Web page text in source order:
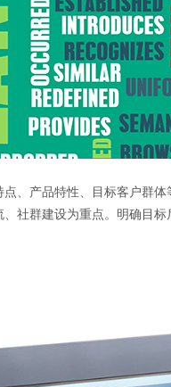
、产品特性、目标客户群
社群建设为重点。明确目标